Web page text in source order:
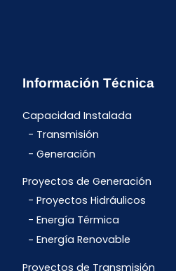
Información Técnica
Capacidad Instalada
Transmisión
Generación
Proyectos de Generación
Proyectos Hidráulicos
Energía Térmica
Energía Renovable
Proyectos de Transmisión